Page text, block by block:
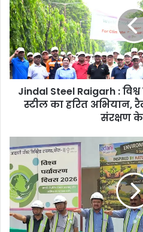
:
विश्व
पर्यावरण
दिवस
पर
जिंदल
स्टील
से
पौधरोपण
तक
दिए
संरक्षण
के
संदेश
Jindal Steel Raigarh :
स्टील का हरित अभियान,
संरक्षण
Power
Raigarh
:
हरित
पर्यावरण
अभियान